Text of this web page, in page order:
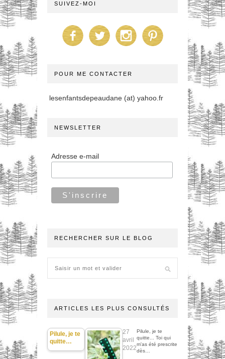
SUIVEZ-MOI
POUR ME CONTACTER
lesenfantsdepeaudane (at) yahoo.fr
NEWSLETTER
Adresse e-mail
RECHERCHER SUR LE BLOG
ARTICLES LES PLUS CONSULTÉS
Pilule, je te
quitte…
27
avril
2022
Pilule, je te
quitte... Toi qui
m'as été prescrite
dès…